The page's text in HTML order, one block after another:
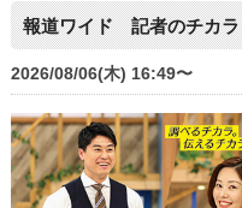
報道ワイド 記者のチカラ
2026/08/06(木) 16:49〜